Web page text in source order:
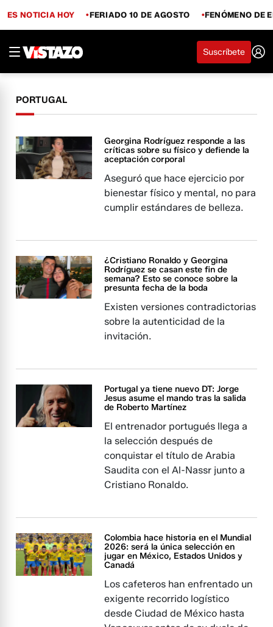
ES NOTICIA HOY FERIADO 10 DE AGOSTO FENÓMENO DE
Suscríbete
PORTUGAL
Georgina Rodríguez responde a las
críticas sobre su físico y defiende la
aceptación corporal
Aseguró que hace ejercicio por
bienestar físico y mental, no para
cumplir estándares de belleza.
¿Cristiano Ronaldo y Georgina
Rodríguez se casan este fin de
semana? Esto se conoce sobre la
presunta fecha de la boda
Existen versiones contradictorias
sobre la autenticidad de la
invitación.
Portugal ya tiene nuevo DT: Jorge
Jesus asume el mando tras la salida
de Roberto Martínez
El entrenador portugués llega a
la selección después de
conquistar el título de Arabia
Saudita con el Al-Nassr junto a
Cristiano Ronaldo.
Colombia hace historia en el Mundial
2026: será la única selección en
jugar en México, Estados Unidos y
Canadá
Los cafeteros han enfrentado un
exigente recorrido logístico
desde Ciudad de México hasta